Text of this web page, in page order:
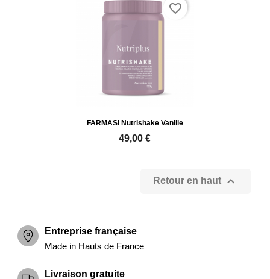
FARMASI Nutrishake Vanille
49,00 €
favorite_border
Retour en haut 
Entreprise française
Made in Hauts de France
Livraison gratuite